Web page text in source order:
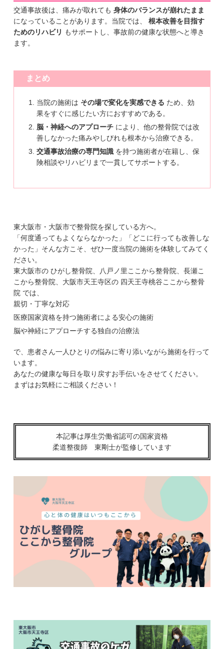
交通事故後は、痛みが取れても 身体のバランスが崩れたまま
になっていることがあります。当院では、 根本改善を目指す
ためのリハビリ もサポートし、事故前の健康な状態へと導き
ます。
まとめ
当院の施術は その場で変化を実感できる ため、効
果をすぐに感じたい方におすすめである。
脳・神経へのアプローチ により、他の整骨院では改
善しなかった痛みやしびれも根本から治療できる。
交通事故治療の専門知識 を持つ施術者が在籍し、保
険相談やリハビリまで一貫してサポートする。
東大阪市・大阪市で整骨院を探している方へ。
「何度通ってもよくならなかった」「どこに行っても改善しな
かった」そんな方こそ、ぜひ一度当院の施術を体験してみてく
ださい。
東大阪市の ひがし整骨院、八戸ノ里ここから整骨院、長瀬こ
こから整骨院、大阪市天王寺区の 四天王寺桃谷ここから整骨
院 では、
親切・丁寧な対応
医療国家資格を持つ施術者による安心の施術
脳や神経にアプローチする独自の治療法
で、患者さん一人ひとりの悩みに寄り添いながら施術を行って
います。
あなたの健康な毎日を取り戻すお手伝いをさせてください。
まずはお気軽にご相談ください！
本記事は厚生労働省認可の国家資格
柔道整復師 東剛士が監修しています